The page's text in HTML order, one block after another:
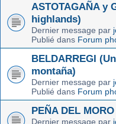
ASTOTAGAÑA y
highlands)
Dernier message par
Publié dans Forum
BELDARREGI
montaña)
Dernier message par
Publié dans Forum
PEÑA DEL
Dernier message par